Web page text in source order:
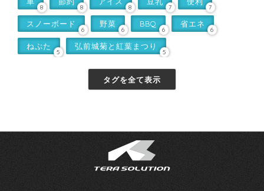
8 8 8 7 7
スノーボード
6
野菜
6
BBQ
6
省エネ
6
ねぷた
5
弘前城菊と紅葉まつり
5
タグを全て表示